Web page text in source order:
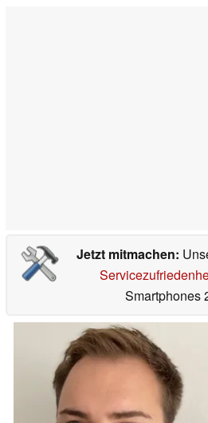
Jetzt mitmachen:
Smartphones